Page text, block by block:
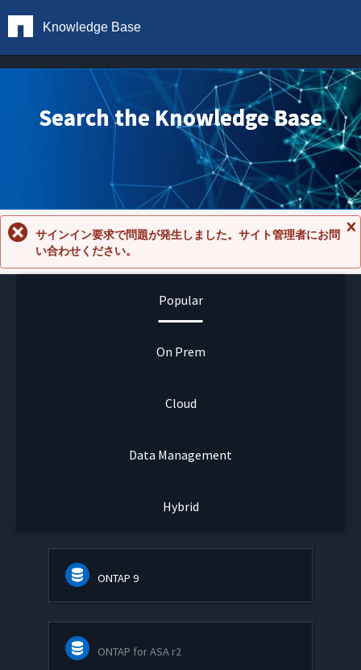
Knowledge Base
Search the Knowledge Base
セ
サインイン要求で問題が発生しました。サイト管理者にお問
い合わせください。
Popular
On Prem
Cloud
Data Management
Hybrid
ONTAP 9
ONTAP for ASA r2